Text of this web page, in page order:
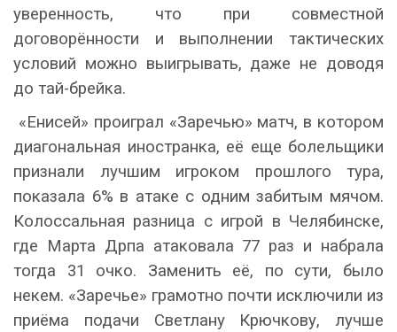
уверенность, что при совместной
договорённости и выполнении тактических
условий можно выигрывать, даже не доводя
до тай-брейка.
«Енисей» проиграл «Заречью» матч, в котором
диагональная иностранка, её еще болельщики
признали лучшим игроком прошлого тура,
показала 6% в атаке с одним забитым мячом.
Колоссальная разница с игрой в Челябинске,
где Марта Дрпа атаковала 77 раз и набрала
тогда 31 очко. Заменить её, по сути, было
некем. «Заречье» грамотно почти исключили из
приёма подачи Светлану Крючкову, лучше